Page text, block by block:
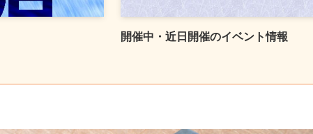
開催中・近日開催のイベント情報